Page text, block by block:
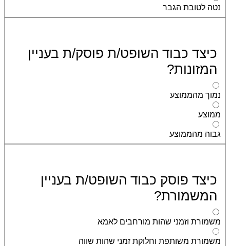
נטה לטובת הגבר
כיצד כבוד השופט/ת פוסק/ת בעניין
המזונות?
נמוך מהממוצע
ממוצע
גבוה מהממוצע
כיצד פוסק כבוד השופט/ת בעניין
המשמורת?
משמורת וזמני שהות מורחבים לאמא
משמורת משותפת וחלוקת זמני שהות שווה